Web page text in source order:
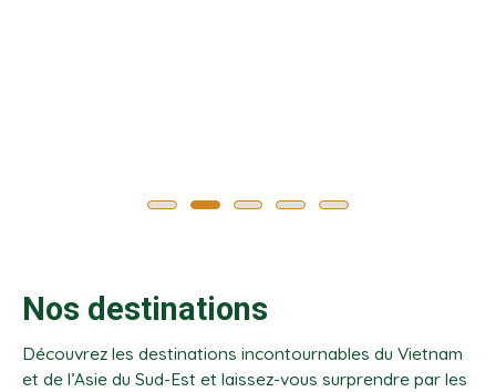
Nos destinations
Découvrez les destinations incontournables du Vietnam
et de l’Asie du Sud-Est et laissez-vous surprendre par les